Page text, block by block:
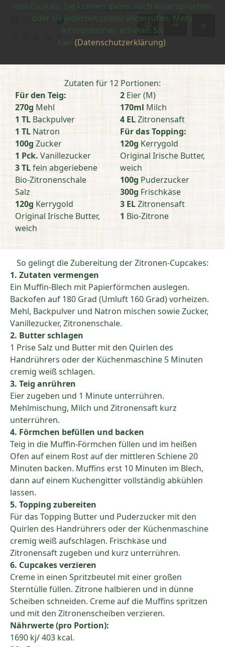
von Cookies. Sie können dieser auch widersprechen
oder sie jederzeit später widerrufen. Mehr
Informationen erhalten Sie
hier (Datenschutzerklärung).
Zitronen-Cupcakes
Zubereitungszeit:
50 Min Schwierigkeit:
einfach
Zutaten für 12 Portionen:
Für den Teig:
270g Mehl
1 TL Backpulver
1 TL Natron
100g Zucker
1 Pck. Vanillezucker
3 TLfein abgeriebene
Bio-Zitronenschale
Salz
120g Kerrygold
Original Irische Butter,
weich
2 Eier (M)
170ml Milch
4 ELZitronensaft
Für das Topping:
120g Kerrygold
Original Irische Butter,
weich
100g Puderzucker
300g Frischkäse
3 ELZitronensaft
1 Bio-Zitrone
So gelingt die Zubereitung der Zitronen-Cupcakes:
1. Zutaten vermengen
Ein Muffin-Blech mit Papierförmchen auslegen.
Backofen auf 180 Grad (Umluft 160 Grad) vorheizen.
Mehl, Backpulver und Natron mischen sowie Zucker,
Vanillezucker, Zitronenschale.
2. Butter schlagen
1 Prise Salz und Butter mit den Quirlen des
Handrührers oder der Küchenmaschine 5 Minuten
cremig weiß schlagen.
3. Teig anrühren
Eier zugeben und 1 Minute unterrühren.
Mehlmischung, Milch und Zitronensaft kurz
unterrühren.
4. Förmchen befüllen und backen
Teig in die Muffin-Förmchen füllen und im heißen
Ofen auf einem Rost auf der mittleren Schiene 20
Minuten backen. Muffins erst 10 Minuten im Blech,
dann auf einem Kuchengitter vollständig abkühlen
lassen.
5. Topping zubereiten
Für das Topping Butter und Puderzucker mit den
Quirlen des Handrührers oder der Küchenmaschine
cremig weiß aufschlagen. Frischkäse und
Zitronensaft zugeben und kurz unterrühren.
6. Cupcakes verzieren
Creme in einen Spritzbeutel mit einer großen
Sterntülle füllen. Zitrone halbieren und in dünne
Scheiben schneiden. Creme auf die Muffins spritzen
und mit den Zitronenscheiben verzieren.
Nährwerte (pro Portion):
1690 kj/ 403 kcal.